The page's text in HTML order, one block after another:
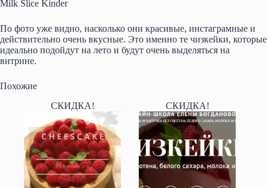
Milk Slice Kinder
По фото уже видно, насколько они красивые, инстаграмные и
действительно очень вкусные. Это именно те чизкейки, которые
идеально подойдут на лето и будут очень выделяться на
витрине.
Похожие
СКИДКА!
СКИДКА!